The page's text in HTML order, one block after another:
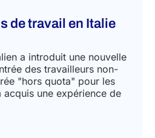
de travail en Italie
a introduit une nouvelle
des travailleurs non-
"hors quota" pour les
acquis une expérience de